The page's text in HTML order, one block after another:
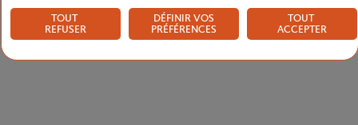
Livraison et retours
TOUT
REFUSER
DÉFINIR VOS
PRÉFÉRENCES
TOUT
ACCEPTER